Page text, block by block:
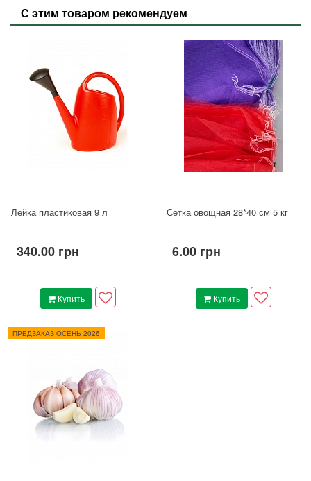
С этим товаром рекомендуем
Лейка пластиковая 9 л
340.00 грн
Купить
Сетка овощная 28*40 см 5 кг
6.00 грн
Купить
ПРЕДЗАКАЗ ОСЕНЬ 2026